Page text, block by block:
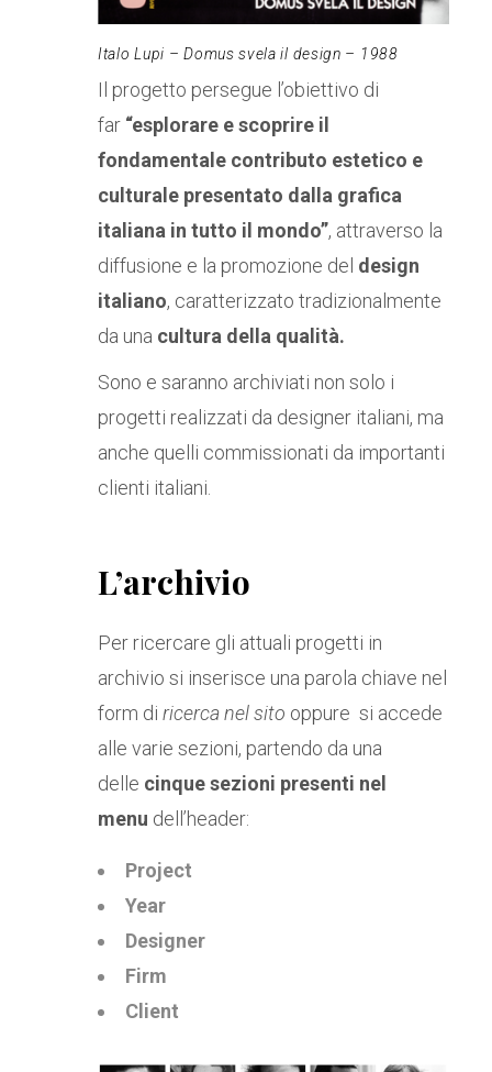
Italo Lupi – Domus svela il design – 1988
Il progetto persegue l’obiettivo di
far “esplorare e scoprire il
fondamentale contributo estetico e
culturale presentato dalla grafica
italiana in tutto il mondo”, attraverso la
diffusione e la promozione del design
italiano, caratterizzato tradizionalmente
da una cultura della qualità.
Sono e saranno archiviati non solo i
progetti realizzati da designer italiani, ma
anche quelli commissionati da importanti
clienti italiani.
L’archivio
Per ricercare gli attuali progetti in
archivio si inserisce una parola chiave nel
form di ricerca nel sito oppure si accede
alle varie sezioni, partendo da una
delle cinque sezioni presenti nel
menu dell’header:
Project
Year
Designer
Firm
Client